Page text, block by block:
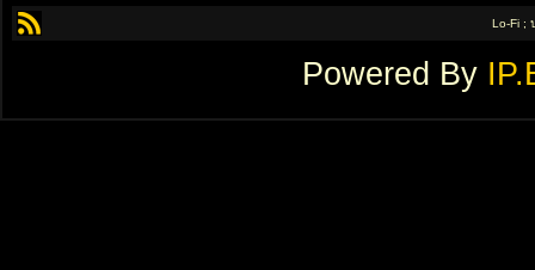
Lo-Fi ;
Powered By